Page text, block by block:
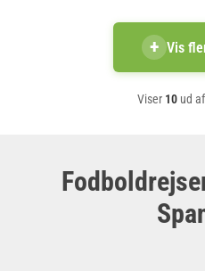
+ Vis
Viser 10ud af